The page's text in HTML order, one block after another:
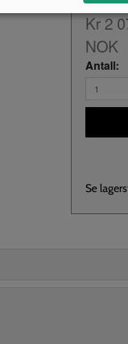
Kr 2
NOK
Antall:
Se